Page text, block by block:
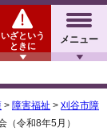
メニュー
いざという
ときに
> 障害福祉 > 刈谷市障
（令和8年5月）